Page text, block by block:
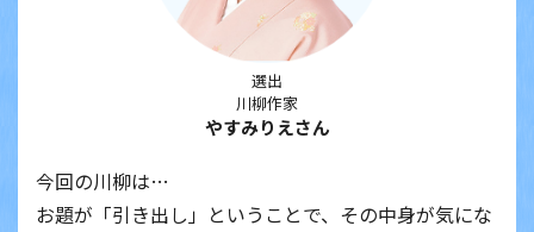
選出
川柳作家
やすみりえさん
今回の川柳は…
お題が「引き出し」ということで、その中身が気にな